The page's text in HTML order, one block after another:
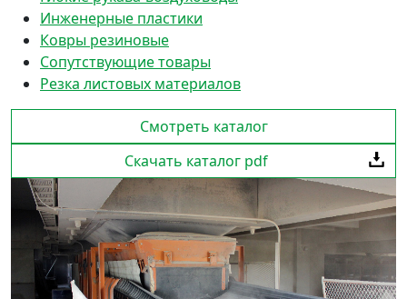
Инженерные пластики
Ковры резиновые
Сопутствующие товары
Резка листовых материалов
Смотреть каталог
Скачать каталог pdf